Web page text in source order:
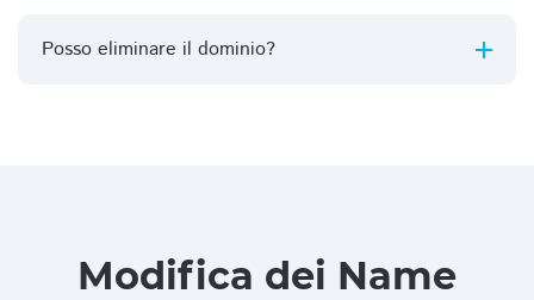
Posso eliminare il dominio?
Modifica dei Name